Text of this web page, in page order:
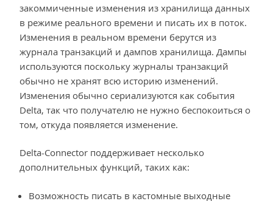
закоммиченные изменения из хранилища данных
в режиме реального времени и писать их в поток.
Изменения в реальном времени берутся из
журнала транзакций и дампов хранилища. Дампы
используются поскольку журналы транзакций
обычно не хранят всю историю изменений.
Изменения обычно сериализуются как события
Delta, так что получателю не нужно беспокоиться о
том, откуда появляется изменение.
Delta-Connector поддерживает несколько
дополнительных функций, таких как:
Возможность писать в кастомные выходные